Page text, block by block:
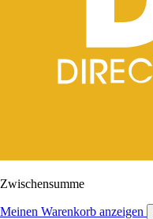
Zwischensumme
Meinen Warenkorb anzeigen